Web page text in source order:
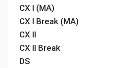
CX I (MA)
CX I Break (MA)
CX II
CX II Break
DS